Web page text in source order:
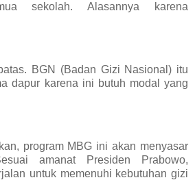
sekolah. Alasannya karena
BGN (Badan Gizi Nasional) itu
dapur karena ini butuh modal yang
program MBG ini akan menyasar
amanat Presiden Prabowo,
untuk memenuhi kebutuhan gizi